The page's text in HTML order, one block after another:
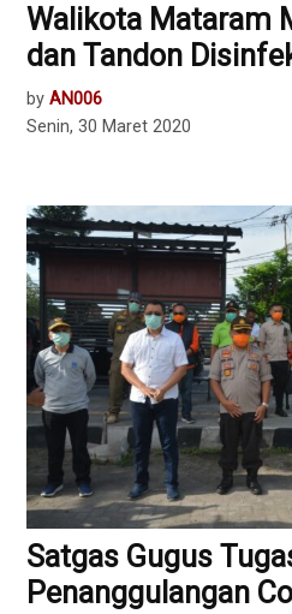
Walikota Mataram
dan Tandon
by AN006
Senin, 30 Maret 2020
Satgas Gugus
Penanggulangan